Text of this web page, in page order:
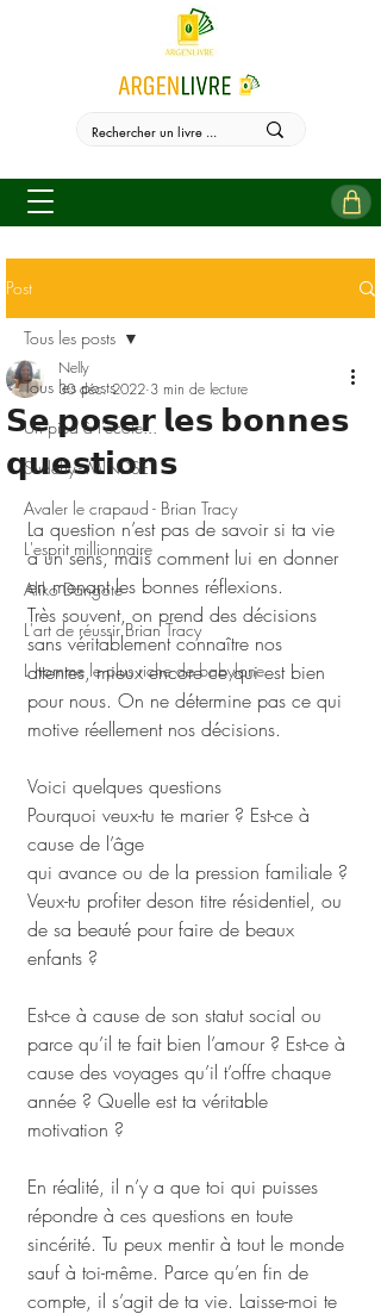
Post
Tous les posts
Un pied à l'école...
Sudehy - MINDSET
Avaler le crapaud - Brian Tracy
L'esprit millionnaire
Aliko Dangote
L'art de réussir Brian Tracy
L homme le plus riche de babylone
Tous les posts
𝗦𝗲 𝗽𝗼𝘀𝗲𝗿 𝗹𝗲𝘀 𝗯𝗼𝗻𝗻𝗲𝘀
𝗾𝘂𝗲𝘀𝘁𝗶𝗼𝗻𝘀
Nelly
30 déc. 2022 3 min de lecture
La question n’est pas de savoir si ta vie
a un sens, mais comment lui en donner
en menant les bonnes réflexions.
Très souvent, on prend des décisions
sans véritablement connaître nos
attentes, mieux encore ce qui est bien
pour nous. On ne détermine pas ce qui
motive réellement nos décisions.
Voici quelques questions
Pourquoi veux-tu te marier ? Est-ce à
cause de l’âge
qui avance ou de la pression familiale ?
Veux-tu profiter deson titre résidentiel, ou
de sa beauté pour faire de beaux
enfants ?
Est-ce à cause de son statut social ou
parce qu’il te fait bien l’amour ? Est-ce à
cause des voyages qu’il t’offre chaque
année ? Quelle est ta véritable
motivation ?
En réalité, il n’y a que toi qui puisses
répondre à ces questions en toute
sincérité. Tu peux mentir à tout le monde
sauf à toi-même. Parce qu’en fin de
compte, il s’agit de ta vie. Laisse-moi te